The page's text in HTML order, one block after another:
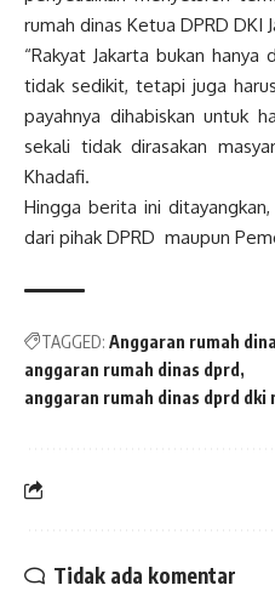
rumah dinas Ketua DPRD DKI
“Rakyat Jakarta bukan
tidak sedikit, tetapi juga
payahnya dihabiskan untuk
sekali tidak dirasakan
Khadafi.
Hingga berita ini
dari pihak DPRD maupun
TAGGED: Anggaran rumah
anggaran rumah dinas dprd
anggaran rumah dinas dprd dki
Tidak ada komentar